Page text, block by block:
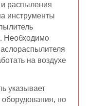
распыления
инструменты
Необходимо
на воздухе
указывает
но